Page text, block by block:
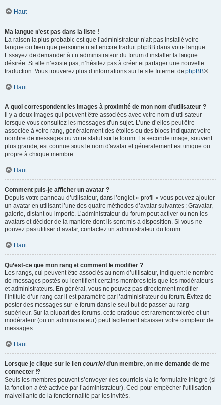
Haut
Ma langue n’est pas dans la liste !
La raison la plus probable est que l’administrateur n’ait pas installé votre
langue ou bien que personne n’ait encore traduit phpBB dans votre langue.
Essayez de demander à un administrateur du forum d’installer la langue
désirée. Si elle n’existe pas, n’hésitez pas à créer et partager une nouvelle
traduction. Vous trouverez plus d’informations sur le site Internet de phpBB®.
Haut
A quoi correspondent les images à proximité de mon nom d’utilisateur ?
Il y a deux images qui peuvent être associées avec votre nom d’utilisateur
lorsque vous consultez les messages d’un sujet. L’une d’elles peut être
associée à votre rang, généralement des étoiles ou des blocs indiquant votre
nombre de messages ou votre statut sur le forum. La seconde image, souvent
plus grande, est connue sous le nom d’avatar et généralement est unique ou
propre à chaque membre.
Haut
Comment puis-je afficher un avatar ?
Depuis votre panneau d’utilisateur, dans l’onglet « profil » vous pouvez ajouter
un avatar en utilisant l’une des quatre méthodes d’avatar suivantes : Gravatar,
galerie, distant ou importé. L’administrateur du forum peut activer ou non les
avatars et décider de la manière dont ils sont mis à disposition. Si vous ne
pouvez pas utiliser d’avatar, contactez un administrateur du forum.
Haut
Qu’est-ce que mon rang et comment le modifier ?
Les rangs, qui peuvent être associés au nom d’utilisateur, indiquent le nombre
de messages postés ou identifient certains membres tels que les modérateurs
et administrateurs. En général, vous ne pouvez pas directement modifier
l’intitulé d’un rang car il est paramétré par l’administrateur du forum. Évitez de
poster des messages sur le forum dans le seul but de passer au rang
supérieur. Sur la plupart des forums, cette pratique est rarement tolérée et un
modérateur (ou un administrateur) peut facilement abaisser votre compteur de
messages.
Haut
Lorsque je clique sur le lien courrield’un membre, on me demande de me
connecter !?
Seuls les membres peuvent s’envoyer des courriels via le formulaire intégré (si
la fonction a été activée par l’administrateur). Ceci pour empêcher l’utilisation
malveillante de la fonctionnalité par les invités.